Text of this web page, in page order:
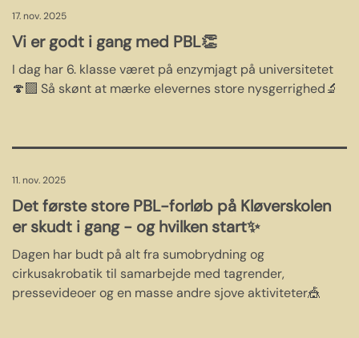
17. nov. 2025
Vi er godt i gang med PBL👏
I dag har 6. klasse været på enzymjagt på universitetet
🍄‍🟫 Så skønt at mærke elevernes store nysgerrighed🔬
11. nov. 2025
Det første store PBL-forløb på Kløverskolen
er skudt i gang - og hvilken start✨
Dagen har budt på alt fra sumobrydning og
cirkusakrobatik til samarbejde med tagrender,
pressevideoer og en masse andre sjove aktiviteter🎪